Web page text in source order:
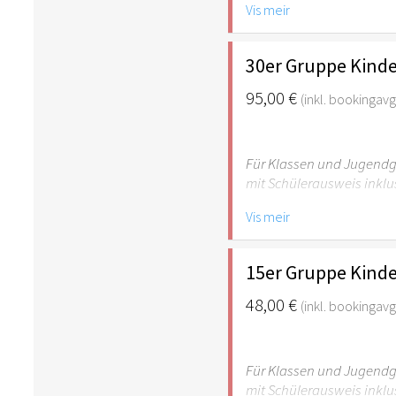
empfehlenswert.
Vis meir
30er Gruppe
95,00 € (inkl.
Für Klassen und
mit Schülerausweis
Hinweis: Für Kinder
empfehlenswert.
Vis meir
15er Gruppe
48,00 € (inkl.
Für Klassen und
mit Schülerausweis